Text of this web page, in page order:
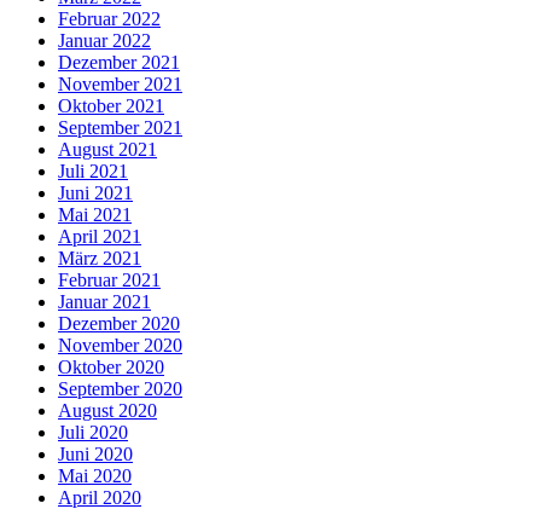
Februar 2022
Januar 2022
Dezember 2021
November 2021
Oktober 2021
September 2021
August 2021
Juli 2021
Juni 2021
Mai 2021
April 2021
März 2021
Februar 2021
Januar 2021
Dezember 2020
November 2020
Oktober 2020
September 2020
August 2020
Juli 2020
Juni 2020
Mai 2020
April 2020